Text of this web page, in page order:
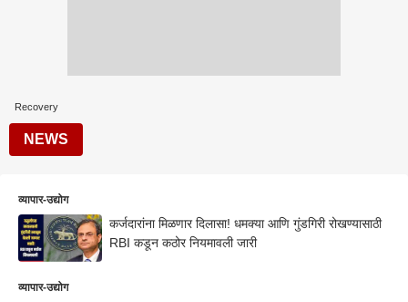
Recovery
NEWS
व्यापार-उद्योग
कर्जदारांना मिळणार दिलासा! धमक्या आणि गुंडगिरी रोखण्यासाठी
RBI कडून कठोर नियमावली जारी
व्यापार-उद्योग